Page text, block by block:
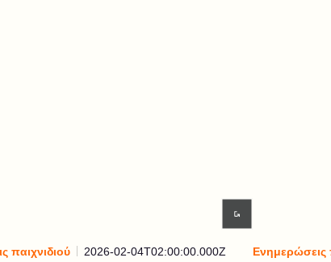
παιχνιδιού 2026-02-04T02:00:00.000Z Ενημερώσεις